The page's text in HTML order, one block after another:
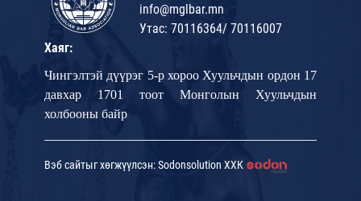
info@mglbar.mn
Утас: 70116364/ 70116007
Хаяг:
Чингэлтэй дүүрэг 5-р хороо Хуульчдын ордон 17
давхар 1701 тоот Монголын Хуульчдын
холбооны байр
Вэб сайтыг хөгжүүлсэн: Sodonsolution ХХК